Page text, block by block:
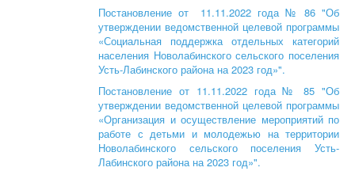
Постановление от 11.11.2022 года № 86 "Об
утверждении ведомственной целевой программы
«Социальная поддержка отдельных категорий
населения Новолабинского сельского поселения
Усть-Лабинского района на 2023 год»".
Постановление от 11.11.2022 года № 85 "Об
утверждении ведомственной целевой программы
«Организация и осуществление мероприятий по
работе с детьми и молодежью на территории
Новолабинского сельского поселения Усть-
Лабинского района на 2023 год»".